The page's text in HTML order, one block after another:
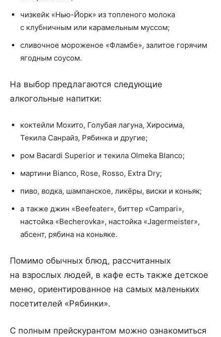
чизкейк «Нью-Йорк» из топленого молока
с клубничным или карамельным муссом;
сливочное мороженое «Фламбе», залитое горячим
ягодным соусом.
На выбор предлагаются следующие
алкогольные напитки:
коктейли Мохито, Голубая лагуна, Хиросима,
Текила Санрайз, Рябинка и другие;
ром Bacardi Superior и текила Olmeka Blanco;
мартини Bianco, Rose, Rosso, Extra Dry;
пиво, водка, шампанское, ликёры, виски и коньяк;
а также джин «Beefeater», биттер «Campari»,
настойка «Becherovka», настойка «Jagermeister»,
абсент, рябина на коньяке.
Помимо обычных блюд, рассчитанных
на взрослых людей, в кафе есть также детское
меню, ориентированное на самых маленьких
посетителей «Рябинки».
С полным прейскурантом можно ознакомиться